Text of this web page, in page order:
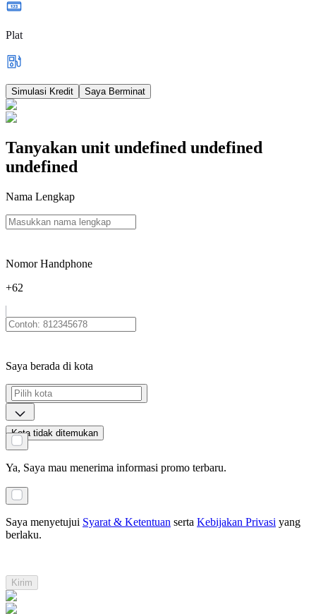
Plat
Simulasi Kredit Saya Berminat
Tanyakan unit undefined undefined
undefined
Nama Lengkap
Nomor Handphone
+62
Saya berada di kota
Kota tidak ditemukan
Ya, Saya mau menerima informasi promo terbaru.
Saya menyetujui Syarat & Ketentuan serta Kebijakan Privasi yang
berlaku.
Kirim